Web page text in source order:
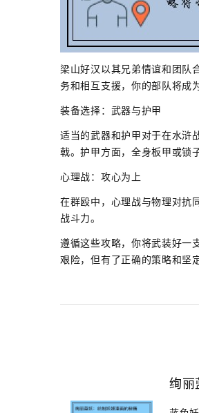
梁山好汉以其兄弟情谊和团队
务和相互支援，你的部队将成
装备选择：武器与护甲
适当的武器和护甲对于在水浒
戟。护甲方面，全身板甲或锁
心理战：攻心为上
在群殴中，心理战与物理对抗
战斗力。
遵循这些攻略，你将武装好一
艰险，但有了正确的策略和坚
绚丽